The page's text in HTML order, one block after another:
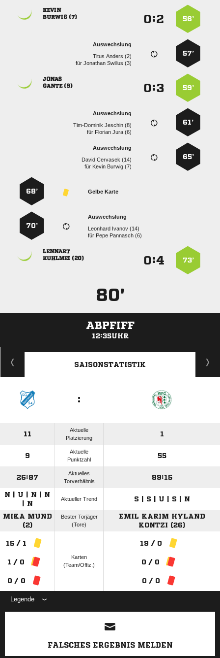
56’
:

 
57’
Auswechslung
  
für  
59’
:

 
61’
Auswechslung
  
für   
65’
Auswechslung
  
für   
Gelbe Karte
68’
Auswechslung
  
für   
70’
73’
:

 
80'
ABPFIFF
12:35UHR
ANZEIGE
SAISONSTATISTIK
:
11
Aktuelle
Platzierung
1
9
Aktuelle
Punktzahl
55
26:87
Aktuelles
Torverhältnis
89:15
N | U | N | N
| N
Aktueller Trend S | S | U | S | N
MIKA MUND
(2)
Bester Torjäger
(Tore)
EMIL KARIM HYLAND
KONTZI (26)
15 / 1
1 / 0
0 / 0
Karten
(Team/Offiz.)
19 / 0
0 / 0
0 / 0
Legende
ANZEIGE
FALSCHES ERGEBNIS MELDEN